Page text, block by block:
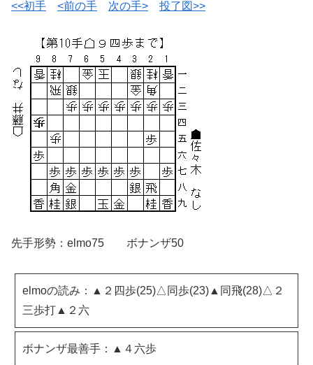
<<初手 <前の手 次の手> 投了図>>
先手形勢：elmo75 ボナンザ50
elmoの読み：▲２四歩(25)△同歩(23)▲同飛(28)△２
三歩打▲２六
ボナンザ最善手：▲４六歩